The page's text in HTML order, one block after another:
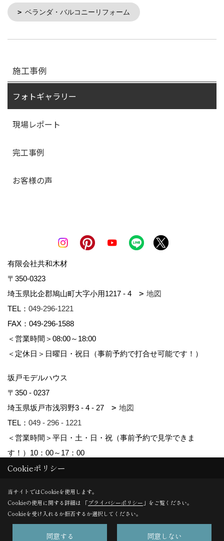
ベランダ・バルコニーリフォーム
施工事例
フォトギャラリー
現場レポート
完工事例
お客様の声
有限会社共和木材
〒350-0323
埼玉県比企郡鳩山町大字小用1217 - 4
地図
TEL： 049-296-1221
FAX：049-296-1588
＜営業時間＞08:00～18:00
＜定休日＞日曜日・祝日（事前予約で打合せ可能です！）
坂戸モデルハウス
〒350 - 0237
埼玉県坂戸市浅羽野3 - 4 - 27
地図
TEL： 049 - 296 - 1221
＜営業時間＞平日・土・日・祝（事前予約で見学できま
す！）10：00～17：00
Copyright (c) kyowa. All Rights Reserved.
Produced byゴデスクリエイト
Cookieポリシー
当サイトではCookieを使用します。
Cookieの使用に関する詳細は 「プライバシーポリシー 」をご覧ください。
Cookieを受け入れるか拒否するか選択してください。
同意する 同意しない